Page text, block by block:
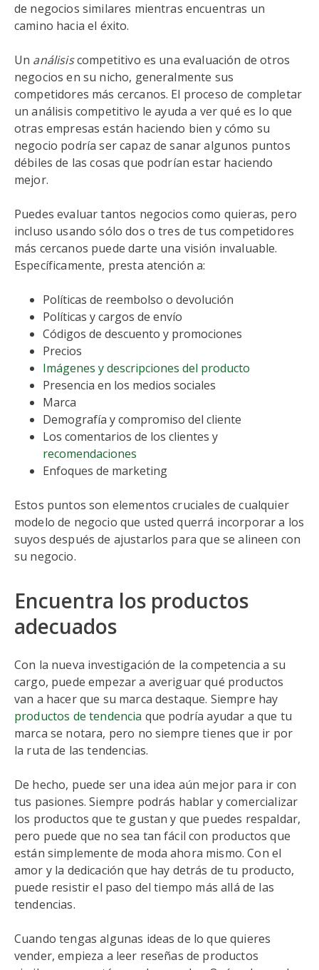
de negocios similares mientras encuentras un
camino hacia el éxito.
Un análisiscompetitivo es una evaluación de otros
negocios en su nicho, generalmente sus
competidores más cercanos. El proceso de completar
un análisis competitivo le ayuda a ver qué es lo que
otras empresas están haciendo bien y cómo su
negocio podría ser capaz de sanar algunos puntos
débiles de las cosas que podrían estar haciendo
mejor.
Puedes evaluar tantos negocios como quieras, pero
incluso usando sólo dos o tres de tus competidores
más cercanos puede darte una visión invaluable.
Específicamente, presta atención a:
Políticas de reembolso o devolución
Políticas y cargos de envío
Códigos de descuento y promociones
Precios
Imágenes y descripciones del producto
Presencia en los medios sociales
Marca
Demografía y compromiso del cliente
Los comentarios de los clientes y
recomendaciones
Enfoques de marketing
Estos puntos son elementos cruciales de cualquier
modelo de negocio que usted querrá incorporar a los
suyos después de ajustarlos para que se alineen con
su negocio.
Encuentra los productos
adecuados
Con la nueva investigación de la competencia a su
cargo, puede empezar a averiguar qué productos
van a hacer que su marca destaque. Siempre hay
productos de tendencia que podría ayudar a que tu
marca se notara, pero no siempre tienes que ir por
la ruta de las tendencias.
De hecho, puede ser una idea aún mejor para ir con
tus pasiones. Siempre podrás hablar y comercializar
los productos que te gustan y que puedes respaldar,
pero puede que no sea tan fácil con productos que
están simplemente de moda ahora mismo. Con el
amor y la dedicación que hay detrás de tu producto,
puede resistir el paso del tiempo más allá de las
tendencias.
Cuando tengas algunas ideas de lo que quieres
vender, empieza a leer reseñas de productos